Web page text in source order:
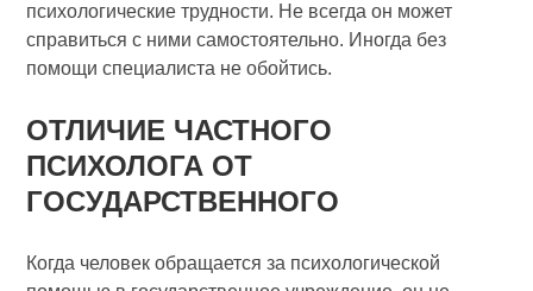
психологические трудности. Не всегда он может
справиться с ними самостоятельно. Иногда без
помощи специалиста не обойтись.
ОТЛИЧИЕ ЧАСТНОГО
ПСИХОЛОГА ОТ
ГОСУДАРСТВЕННОГО
Когда человек обращается за психологической